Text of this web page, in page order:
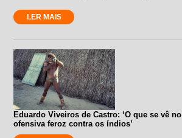
LER MAIS
Eduardo Viveiros de Castro: ‘O que se vê
ofensiva feroz contra os índios’